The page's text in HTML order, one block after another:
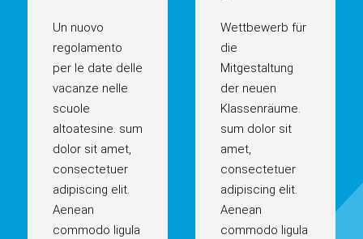
Un nuovo
regolamento
per le date delle
vacanze nelle
scuole
altoatesine. sum
dolor sit amet,
consectetuer
adipiscing elit.
Aenean
commodo ligula
Wettbewerb für
die
Mitgestaltung
der neuen
Klassenräume.
sum dolor sit
amet,
consectetuer
adipiscing elit.
Aenean
commodo ligula